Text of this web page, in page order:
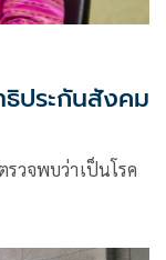
ประกันสังคม
รวจพบว่าเป็นโรค